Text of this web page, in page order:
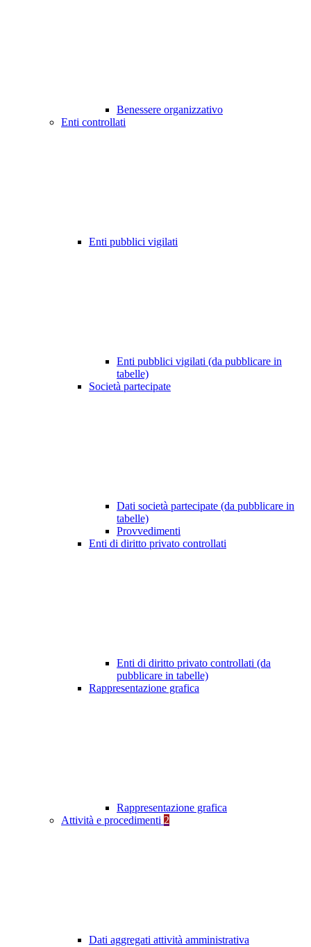
Benessere organizzativo
Enti controllati
Enti pubblici vigilati
Enti pubblici vigilati (da pubblicare in
tabelle)
Società partecipate
Dati società partecipate (da pubblicare in
tabelle)
Provvedimenti
Enti di diritto privato controllati
Enti di diritto privato controllati (da
pubblicare in tabelle)
Rappresentazione grafica
Rappresentazione grafica
Attività e procedimenti 2
Dati aggregati attività amministrativa